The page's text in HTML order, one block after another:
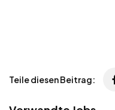
Teile diesen Beitrag: